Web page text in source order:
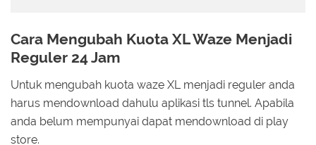
Cara Mengubah Kuota XL Waze Menjadi
Reguler 24 Jam
Untuk mengubah kuota waze XL menjadi reguler anda
harus mendownload dahulu aplikasi tls tunnel. Apabila
anda belum mempunyai dapat mendownload di play
store.